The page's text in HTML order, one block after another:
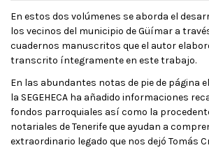
En estos dos volúmenes se aborda el
los vecinos del municipio de Güímar a
cuadernos manuscritos que el autor
transcrito íntegramente en este trabajo.
En las abundantes notas de pie de página
la SEGEHECA ha añadido informaciones
fondos parroquiales así como la
notariales de Tenerife que ayudan a
extraordinario legado que nos dejó Tomás